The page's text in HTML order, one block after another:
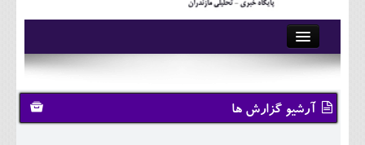
آرشیو
تماس با ما
وبلاگ
آرشیو گزارش ها